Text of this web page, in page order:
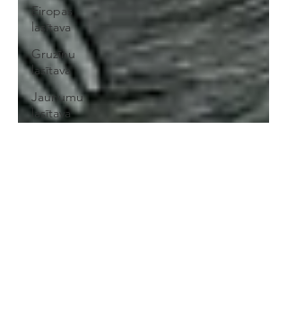
Eiropas
lasītava
Gruzīnu
lasītava
Jaunumu
lasītava